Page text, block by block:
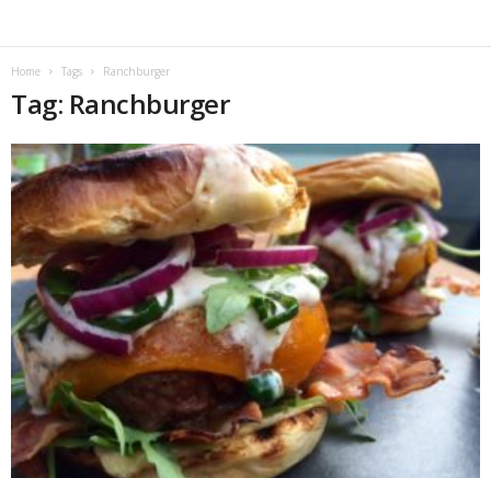
Home Tags Ranchburger
Tag: Ranchburger